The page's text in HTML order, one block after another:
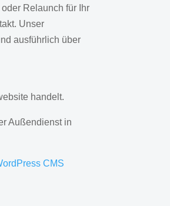
Relaunch für Ihr
Unser
ausführlich über
handelt.
Außendienst in
CMS